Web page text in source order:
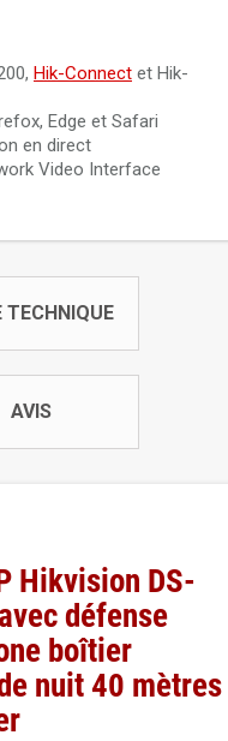
Hik-Connect et Hik-
Edge et Safari
en direct
Video Interface
TECHNIQUE
AVIS
Hikvision DS-
défense
boîtier
nuit 40 mètres